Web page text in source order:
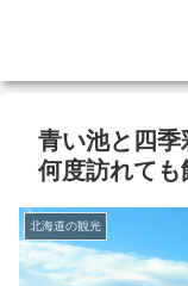
青い池と四季
何度訪れても
北海道の観光